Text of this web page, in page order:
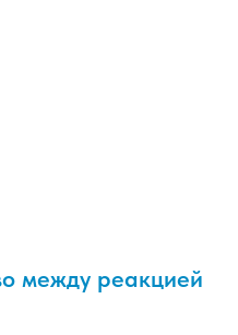
между реакцией